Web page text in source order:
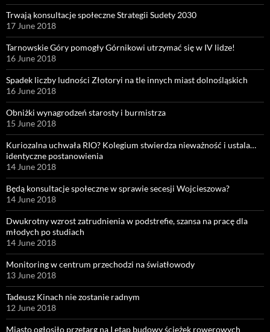
Trwają konsultacje społeczne Strategii Sudety 2030
17 June 2018
Tarnowskie Góry pomogły Górnikowi utrzymać się w IV lidze!
16 June 2018
Spadek liczby ludności Złotoryi na tle innych miast dolnośląskich
16 June 2018
Obniżki wynagrodzeń starosty i burmistrza
15 June 2018
Kuriozalna uchwała RIO? Kolegium stwierdza nieważność i ustala…
identyczne postanowienia
14 June 2018
Będą konsultacje społeczne w sprawie secesji Wojcieszowa?
14 June 2018
Dwukrotny wzrost zatrudnienia w podstrefie, szansa na pracę dla
młodych po studiach
14 June 2018
Monitoring w centrum przechodzi na światłowody
13 June 2018
Tadeusz Kinach nie zostanie radnym
12 June 2018
Miasto ogłosiło przetarg na I etap budowy ścieżek rowerowych